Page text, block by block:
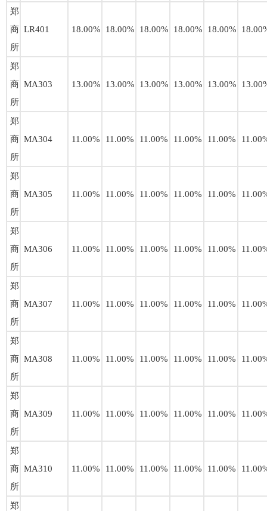
郑
商
所
LR401 18.00% 18.00% 18.00% 18.00% 18.00%
郑
商
所
MA303 13.00% 13.00% 13.00% 13.00% 13.00%
郑
商
所
MA304 11.00% 11.00% 11.00% 11.00% 11.00%
郑
商
所
MA305 11.00% 11.00% 11.00% 11.00% 11.00%
郑
商
所
MA306 11.00% 11.00% 11.00% 11.00% 11.00%
郑
商
所
MA307 11.00% 11.00% 11.00% 11.00% 11.00%
郑
商
所
MA308 11.00% 11.00% 11.00% 11.00% 11.00%
郑
商
所
MA309 11.00% 11.00% 11.00% 11.00% 11.00%
郑
商
所
MA310 11.00% 11.00% 11.00% 11.00% 11.00%
郑